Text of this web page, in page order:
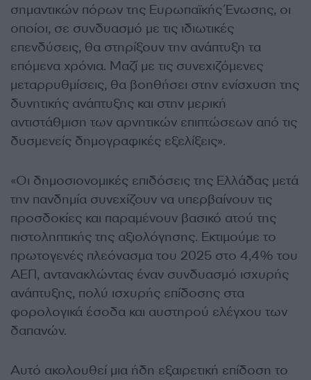
σημαντικών πόρων της Ευρωπαϊκής Ένωσης, οι
οποίοι, σε συνδυασμό με τις ιδιωτικές
επενδύσεις, θα στηρίξουν την ανάπτυξη τα
επόμενα χρόνια. Μαζί με τις συνεχιζόμενες
μεταρρυθμίσεις, θα βοηθήσει στην ενίσχυση της
δυνητικής ανάπτυξης και στην μερική
αντιστάθμιση των αρνητικών επιπτώσεων από τις
δυσμενείς δημογραφικές εξελίξεις».
«Οι δημοσιονομικές επιδόσεις της Ελλάδας μετά
την πανδημία συνεχίζουν να υπερβαίνουν τις
προσδοκίες και παραμένουν βασικό ατού της
πιστοληπτικής της αξιολόγησης. Εκτιμούμε το
πρωτογενές πλεόνασμα του 2025 στο 4,4% του
ΑΕΠ, αντανακλώντας έναν συνδυασμό ισχυρής
ανάπτυξης, πολύ ισχυρής επίδοσης στα
φορολογικά έσοδα και αυστηρού ελέγχου των
δαπανών.
Αυτό ακολουθεί μια ήδη εξαιρετική επίδοση το